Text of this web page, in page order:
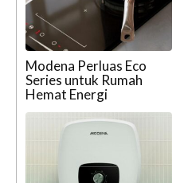
Modena Perluas Eco
Series untuk Rumah
Hemat Energi